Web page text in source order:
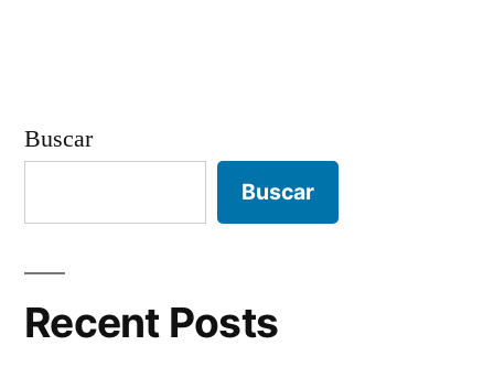
Buscar
Buscar
Recent Posts